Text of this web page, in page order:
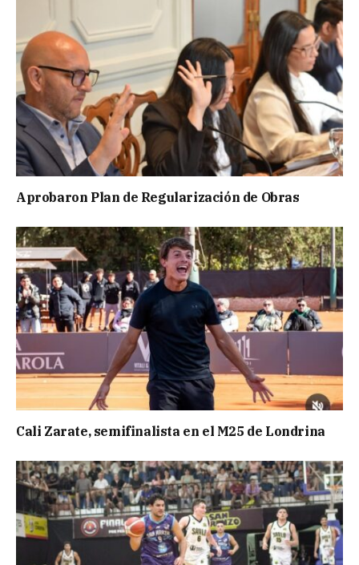
Aprobaron Plan de Regularización de Obras
Cali Zarate, semifinalista en el M25 de Londrina